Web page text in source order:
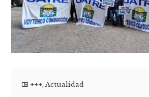
+++,Actualidad